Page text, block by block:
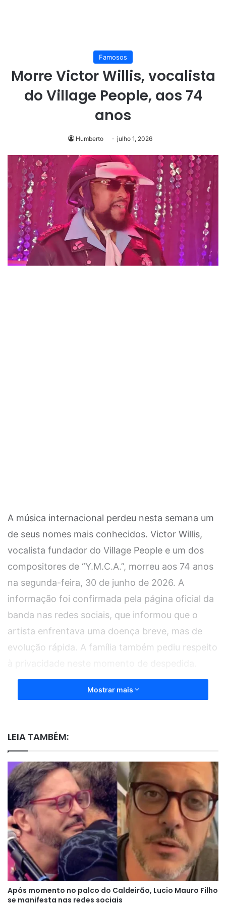
Famosos
Morre Victor Willis, vocalista
do Village People, aos 74
anos
Humberto julho 1, 2026
A música internacional perdeu nesta semana um
de seus nomes mais conhecidos. Victor Willis,
vocalista fundador do Village People e um dos
compositores de “Y.M.C.A.”, morreu aos 74 anos
na segunda-feira, 30 de junho de 2026. A
informação foi confirmada pela página oficial da
banda nas redes sociais, que informou que o
artista enfrentava uma doença breve, mas de
evolução rápida. A família também pediu respeito
Mostrar mais
LEIA TAMBÉM:
Após momento no palco do Caldeirão, Lucio Mauro Filho
se manifesta nas redes sociais